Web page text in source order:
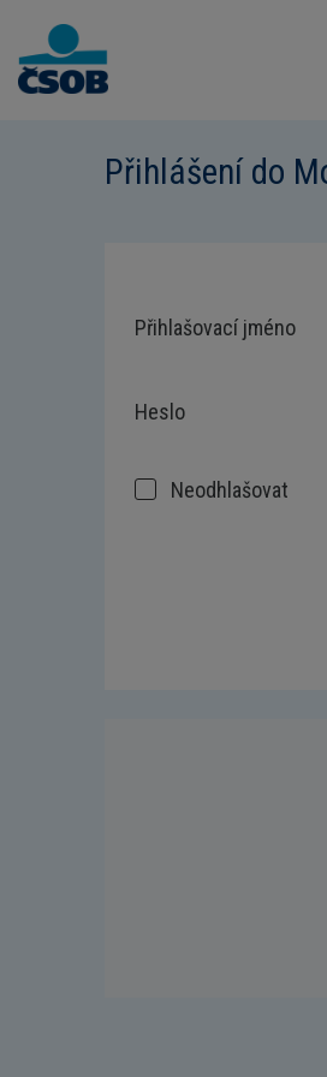
Přihlášení do
Přihlašovací jméno
Heslo
Neodhlašovat